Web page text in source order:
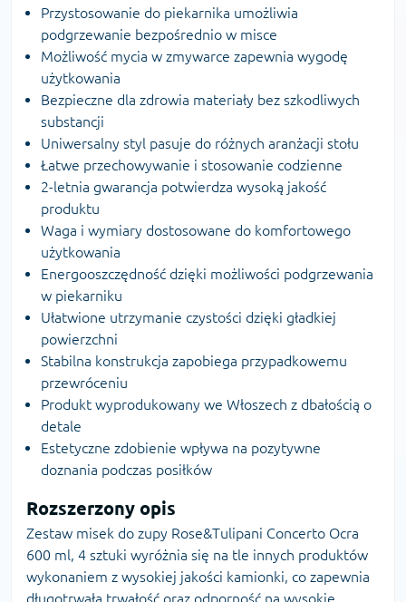
Przystosowanie do piekarnika umożliwia
podgrzewanie bezpośrednio w misce
Możliwość mycia w zmywarce zapewnia wygodę
użytkowania
Bezpieczne dla zdrowia materiały bez szkodliwych
substancji
Uniwersalny styl pasuje do różnych aranżacji stołu
Łatwe przechowywanie i stosowanie codzienne
2-letnia gwarancja potwierdza wysoką jakość
produktu
Waga i wymiary dostosowane do komfortowego
użytkowania
Energooszczędność dzięki możliwości podgrzewania
w piekarniku
Ułatwione utrzymanie czystości dzięki gładkiej
powierzchni
Stabilna konstrukcja zapobiega przypadkowemu
przewróceniu
Produkt wyprodukowany we Włoszech z dbałością o
detale
Estetyczne zdobienie wpływa na pozytywne
doznania podczas posiłków
Rozszerzony opis
Zestaw misek do zupy Rose&Tulipani Concerto Ocra
600 ml, 4 sztuki wyróżnia się na tle innych produktów
wykonaniem z wysokiej jakości kamionki, co zapewnia
długotrwałą trwałość oraz odporność na wysokie